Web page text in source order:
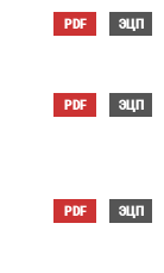
PDF ЭЦП
PDF ЭЦП
PDF ЭЦП